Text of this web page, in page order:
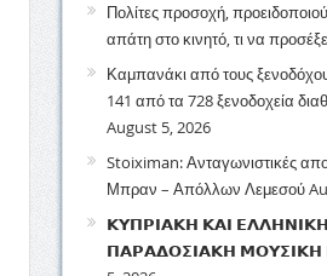
Πολίτες προσοχή,
απάτη στο κινητό, τι να
Καμπανάκι από τους
141 από τα 728 ξενοδοχεία
August 5, 2026
Stoiximan: Ανταγωνιστικές
Μπραν – Απόλλων Λεμεσού
𝝟𝝪𝝥𝝦𝝞𝝖𝝟𝝜 𝝟𝝖𝝞 𝝚𝝠𝝠𝝜𝝢𝝞𝝟𝝜
𝝥𝝖𝝦𝝖𝝙𝝤𝝨𝝞𝝖𝝟𝝜 𝝡𝝤𝝪𝝨𝝞𝝟𝝜